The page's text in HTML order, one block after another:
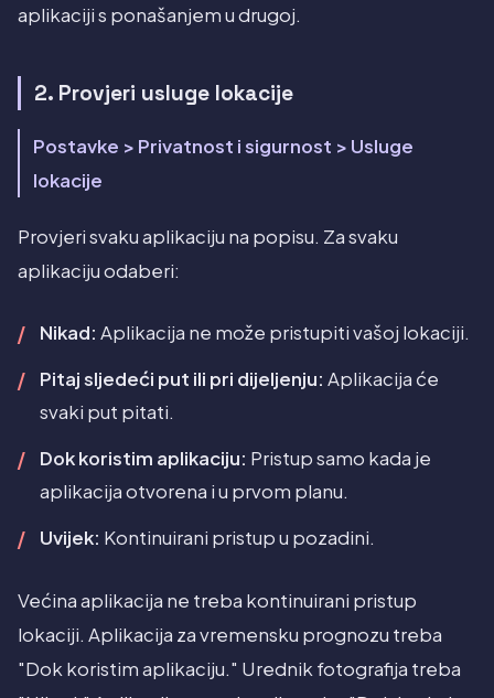
aplikaciji s ponašanjem u drugoj.
2. Provjeri usluge lokacije
Postavke > Privatnost i sigurnost > Usluge
lokacije
Provjeri svaku aplikaciju na popisu. Za svaku
aplikaciju odaberi:
Nikad: Aplikacija ne može pristupiti vašoj lokaciji.
Pitaj sljedeći put ili pri dijeljenju: Aplikacija će
svaki put pitati.
Dok koristim aplikaciju: Pristup samo kada je
aplikacija otvorena i u prvom planu.
Uvijek: Kontinuirani pristup u pozadini.
Većina aplikacija ne treba kontinuirani pristup
lokaciji. Aplikacija za vremensku prognozu treba
"Dok koristim aplikaciju." Urednik fotografija treba